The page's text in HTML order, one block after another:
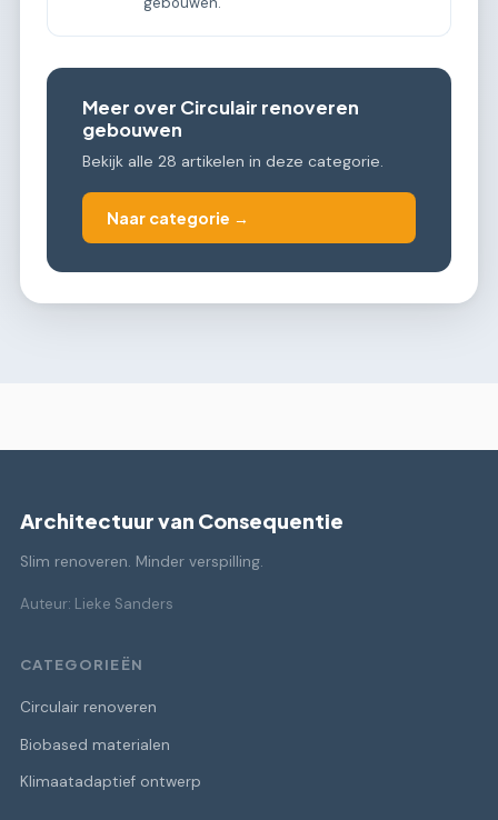
Meer over Circulair renoveren
gebouwen
Bekijk alle 28 artikelen in deze categorie.
Naar categorie →
Architectuur van Consequentie
Slim renoveren. Minder verspilling.
Auteur: Lieke Sanders
CATEGORIEËN
Circulair renoveren
Biobased materialen
Klimaatadaptief ontwerp